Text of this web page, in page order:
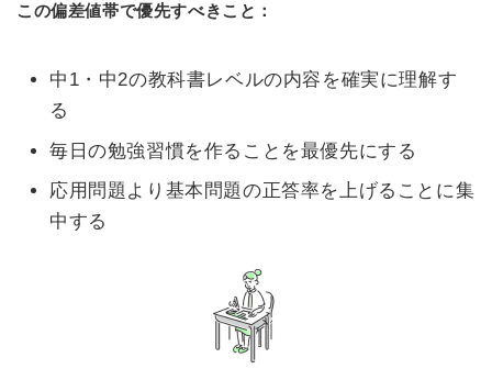
この偏差値帯で優先すべきこと：
中1・中2の教科書レベルの内容を確実に理解す
る
毎日の勉強習慣を作ることを最優先にする
応用問題より基本問題の正答率を上げることに集
中する